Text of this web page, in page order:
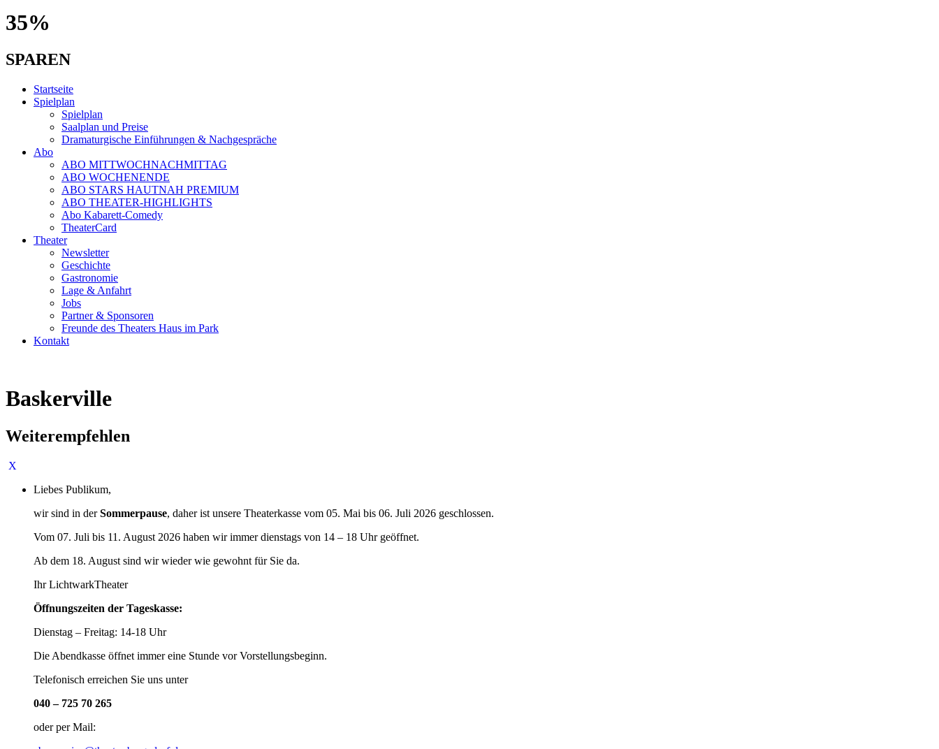
35%
SPAREN
Startseite
Spielplan
Spielplan
Saalplan und Preise
Dramaturgische Einführungen & Nachgespräche
Abo
ABO MITTWOCHNACHMITTAG
ABO WOCHENENDE
ABO STARS HAUTNAH PREMIUM
ABO THEATER-HIGHLIGHTS
Abo Kabarett-Comedy
TheaterCard
Theater
Newsletter
Geschichte
Gastronomie
Lage & Anfahrt
Jobs
Partner & Sponsoren
Freunde des Theaters Haus im Park
Kontakt
Baskerville
Weiterempfehlen
Liebes Publikum,
wir sind in derSommerpause, daher ist unsere Theaterkasse vom 05. Mai bis 06. Juli 2026 geschlossen.
Vom 07. Juli bis 11. August 2026 haben wir immer dienstags von 14 – 18 Uhr geöffnet.
Ab dem 18. August sind wir wieder wie gewohnt für Sie da.
Ihr LichtwarkTheater
Öffnungszeiten der Tageskasse:
Dienstag – Freitag: 14-18 Uhr
Die Abendkasse öffnet immer eine Stunde vor Vorstellungsbeginn.
Telefonisch erreichen Sie uns unter
040 – 725 70 265
oder per Mail: